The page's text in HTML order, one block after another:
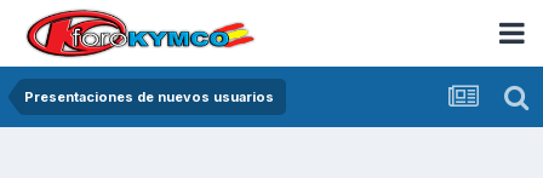
Presentaciones de nuevos usuarios